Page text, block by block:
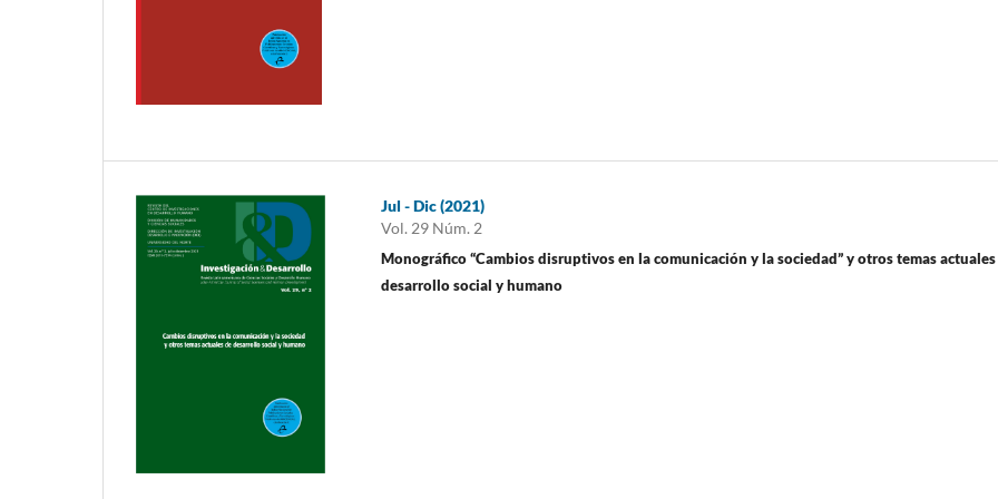
Jul - Dic (2021)
Vol. 29 Núm. 2
Monográfico “Cambios disruptivos en la comunicación y la sociedad” y otros temas
desarrollo social y humano